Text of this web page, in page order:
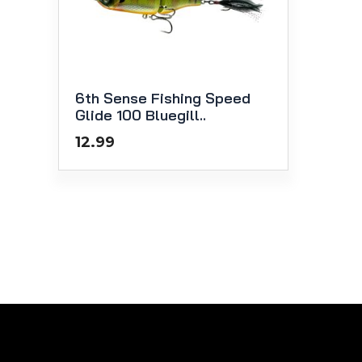
6th Sense Fishing Speed
Glide 100 Bluegill..
12.99